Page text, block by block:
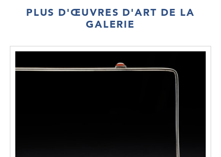
PLUS D'ŒUVRES D'ART DE LA
GALERIE